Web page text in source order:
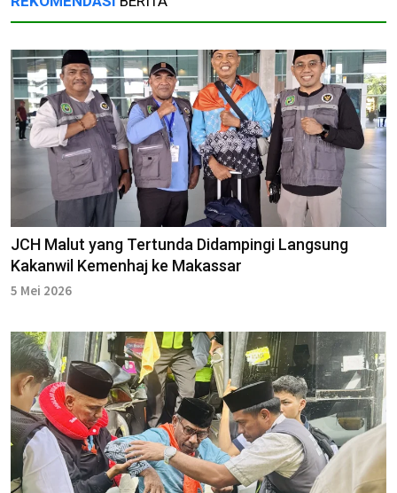
JCH Malut yang Tertunda Didampingi Langsung
Kakanwil Kemenhaj ke Makassar
5 Mei 2026